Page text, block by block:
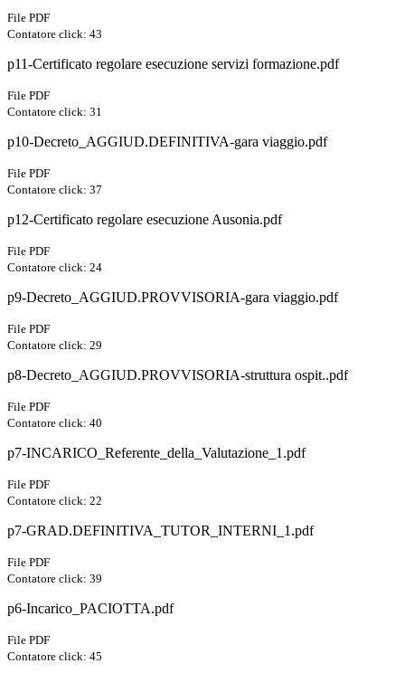
File PDF
Contatore click: 43
p11-Certificato regolare esecuzione servizi formazione.pdf
File PDF
Contatore click: 31
p10-Decreto_AGGIUD.DEFINITIVA-gara viaggio.pdf
File PDF
Contatore click: 37
p12-Certificato regolare esecuzione Ausonia.pdf
File PDF
Contatore click: 24
p9-Decreto_AGGIUD.PROVVISORIA-gara viaggio.pdf
File PDF
Contatore click: 29
p8-Decreto_AGGIUD.PROVVISORIA-struttura ospit..pdf
File PDF
Contatore click: 40
p7-INCARICO_Referente_della_Valutazione_1.pdf
File PDF
Contatore click: 22
p7-GRAD.DEFINITIVA_TUTOR_INTERNI_1.pdf
File PDF
Contatore click: 39
p6-Incarico_PACIOTTA.pdf
File PDF
Contatore click: 45